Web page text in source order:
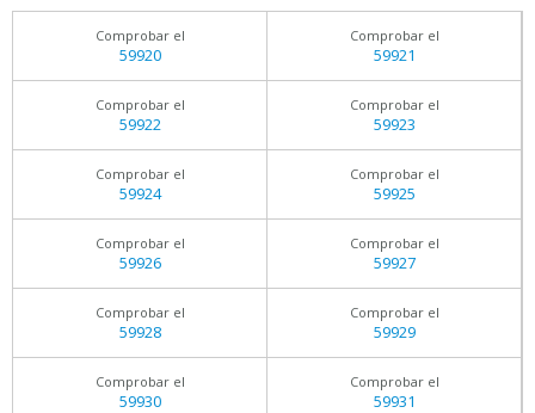
Comprobar el
59920
Comprobar el
59921
Comprobar el
59922
Comprobar el
59923
Comprobar el
59924
Comprobar el
59925
Comprobar el
59926
Comprobar el
59927
Comprobar el
59928
Comprobar el
59929
Comprobar el
59930
Comprobar el
59931